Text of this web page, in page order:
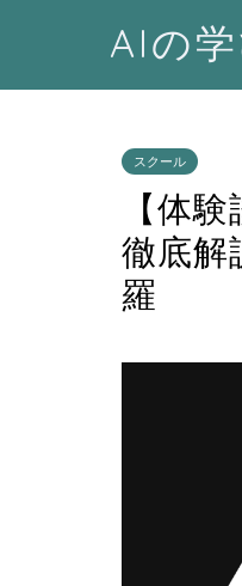
AIの
スクール
【体
徹底解
羅